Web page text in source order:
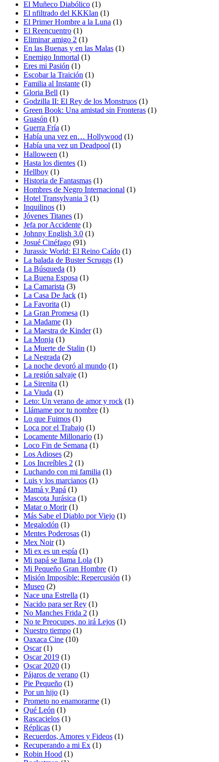
El Muñeco Diabólico (1)
El nfiltrado del KKKlan (1)
El Primer Hombre a la Luna (1)
El Reencuentro (1)
Eliminar amigo 2 (1)
En las Buenas y en las Malas (1)
Enemigo Inmortal (1)
Eres mi Pasión (1)
Escobar la Traición (1)
Familia al Instante (1)
Gloria Bell (1)
Godzilla II: El Rey de los Monstruos (1)
Green Book: Una amistad sin Fronteras (1)
Guasón (1)
Guerra Fría (1)
Había una vez en… Hollywood (1)
Había una vez un Deadpool (1)
Halloween (1)
Hasta los dientes (1)
Hellboy (1)
Historia de Fantasmas (1)
Hombres de Negro Internacional (1)
Hotel Transylvania 3 (1)
Inquilinos (1)
Jóvenes Titanes (1)
Jefa por Accidente (1)
Johnny English 3.0 (1)
Josué Cinéfago (91)
Jurassic World: El Reino Caído (1)
La balada de Buster Scruggs (1)
La Búsqueda (1)
La Buena Esposa (1)
La Camarista (3)
La Casa De Jack (1)
La Favorita (1)
La Gran Promesa (1)
La Madame (1)
La Maestra de Kinder(1)
La Monja (1)
La Muerte de Stalin (1)
La Negrada (2)
La noche devoró al mundo (1)
La región salvaje (1)
La Sirenita (1)
La Viuda (1)
Leto: Un verano de amor y rock (1)
Llámame por tu nombre (1)
Lo que Fuimos (1)
Loca por el Trabajo (1)
Locamente Millonario (1)
Loco Fin de Semana (1)
Los Adioses (2)
Los Increíbles 2 (1)
Luchando con mi familia (1)
Luis y los marcianos (1)
Mamá y Papá (1)
Mascota Jurásica (1)
Matar o Morir(1)
Más Sabe el Diablo por Viejo (1)
Megalodón (1)
Mentes Poderosas (1)
Mex Noir(1)
Mi ex es un espía (1)
Mi papá se llama Lola (1)
Mi Pequeño Gran Hombre (1)
Misión Imposible: Repercusión (1)
Museo (2)
Nace una Estrella (1)
Nacido para ser Rey (1)
No Manches Frida 2 (1)
No te Preocupes, no irá Lejos (1)
Nuestro tiempo (1)
Oaxaca Cine (10)
Oscar(1)
Oscar 2019 (1)
Oscar 2020 (1)
Pájaros de verano (1)
Pie Pequeño (1)
Por un hijo (1)
Prometo no enamorarme (1)
Qué León (1)
Rascacielos (1)
Réplicas (1)
Recuerdos, Amores y Fideos (1)
Recuperando a mi Ex (1)
Robin Hood (1)